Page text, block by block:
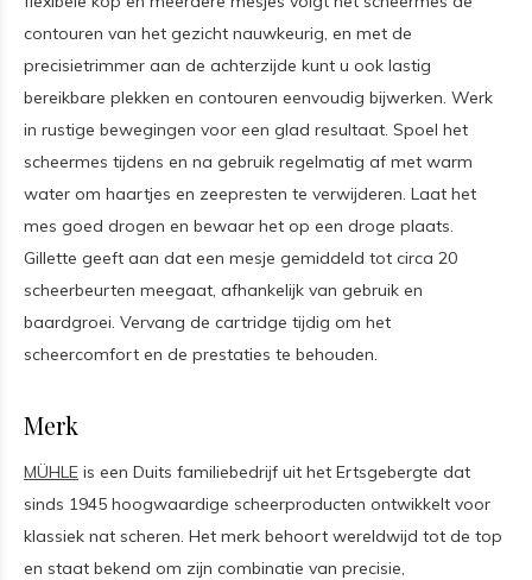
contouren van het gezicht nauwkeurig, en met de
precisietrimmer aan de achterzijde kunt u ook lastig
bereikbare plekken en contouren eenvoudig bijwerken. Werk
in rustige bewegingen voor een glad resultaat. Spoel het
scheermes tijdens en na gebruik regelmatig af met warm
water om haartjes en zeepresten te verwijderen. Laat het
mes goed drogen en bewaar het op een droge plaats.
Gillette geeft aan dat een mesje gemiddeld tot circa 20
scheerbeurten meegaat, afhankelijk van gebruik en
baardgroei. Vervang de cartridge tijdig om het
scheercomfort en de prestaties te behouden.
Merk
MÜHLE is een Duits familiebedrijf uit het Ertsgebergte dat
sinds 1945 hoogwaardige scheerproducten ontwikkelt voor
klassiek nat scheren. Het merk behoort wereldwijd tot de top
en staat bekend om zijn combinatie van precisie,